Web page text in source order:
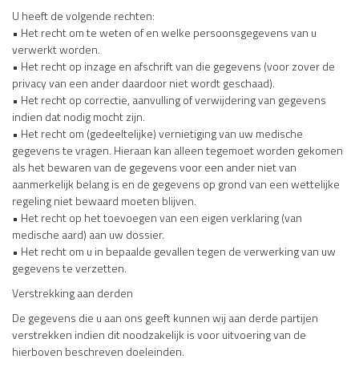
U heeft de volgende rechten:
• Het recht om te weten of en welke persoonsgegevens van u
verwerkt worden.
• Het recht op inzage en afschrift van die gegevens (voor zover de
privacy van een ander daardoor niet wordt geschaad).
• Het recht op correctie, aanvulling of verwijdering van gegevens
indien dat nodig mocht zijn.
• Het recht om (gedeeltelijke) vernietiging van uw medische
gegevens te vragen. Hieraan kan alleen tegemoet worden gekomen
als het bewaren van de gegevens voor een ander niet van
aanmerkelijk belang is en de gegevens op grond van een wettelijke
regeling niet bewaard moeten blijven.
• Het recht op het toevoegen van een eigen verklaring (van
medische aard) aan uw dossier.
• Het recht om u in bepaalde gevallen tegen de verwerking van uw
gegevens te verzetten.
Verstrekking aan derden
De gegevens die u aan ons geeft kunnen wij aan derde partijen
verstrekken indien dit noodzakelijk is voor uitvoering van de
hierboven beschreven doeleinden.